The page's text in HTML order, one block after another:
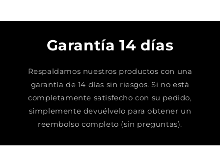
Garantía 14 días
Respaldamos nuestros productos con una
garantía de 14 días sin riesgos. Si no está
completamente satisfecho con su pedido,
simplemente devuélvelo para obtener un
reembolso completo (sin preguntas).